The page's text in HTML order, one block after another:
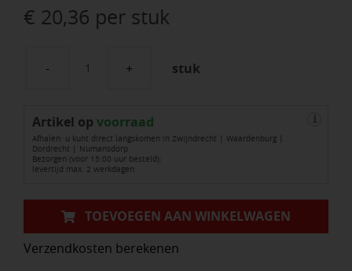
€ 20,36 per stuk
Spraytack
(circa3m2
per
bus)
EPDM
aantal
stuk
Artikel op voorraad
Afhalen: u kunt direct langskomen in Zwijndrecht | Waardenburg |
Dordrecht | Numansdorp
Bezorgen (voor 15:00 uur besteld):
levertijd max. 2 werkdagen
i
TOEVOEGEN AAN WINKELWAGEN
Verzendkosten berekenen